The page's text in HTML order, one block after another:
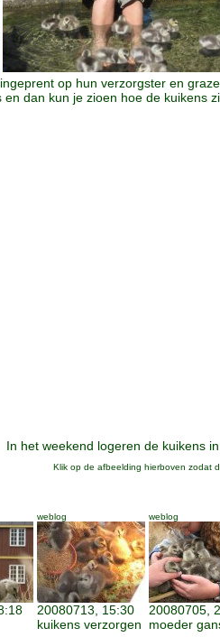
op hun verzorgster en
dan kun je zioen hoe de kuikens
In het weekend logeren de kuikens in
Klik op de afbeelding hierboven zodat
weblog
20080713, 15:30
kuikens verzorgen
weblog
20080705,
moeder